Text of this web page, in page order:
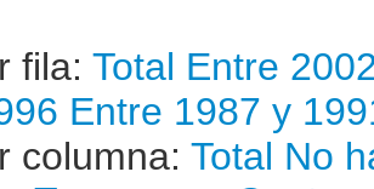
fila: Total Entre
Entre 1987 y
columna: Total No